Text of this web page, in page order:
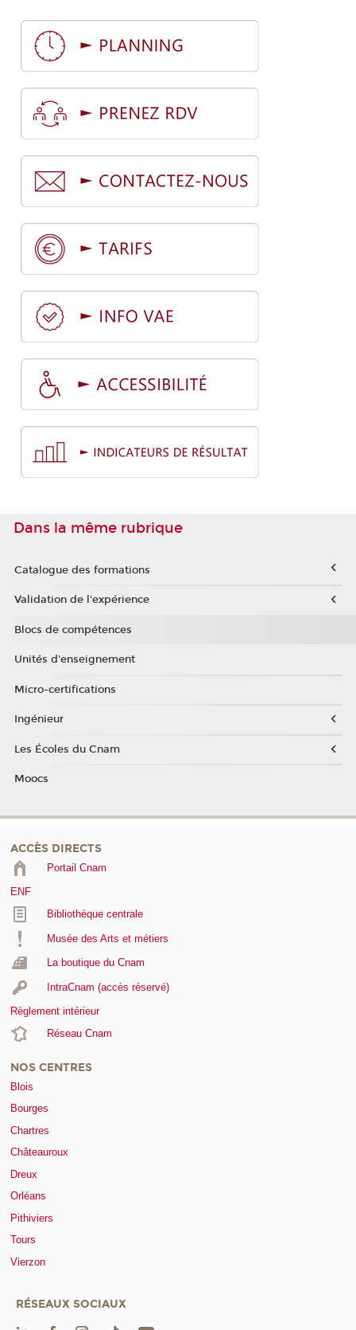
Dans la même rubrique
Catalogue des formations
Validation de l'expérience
Blocs de compétences
Unités d'enseignement
Micro-certifications
Ingénieur
Les Écoles du Cnam
Moocs
ACCÈS DIRECTS
Portail Cnam
ENF
Bibliothèque centrale
Musée des Arts et métiers
La boutique du Cnam
IntraCnam (accès réservé)
Règlement intérieur
Réseau Cnam
NOS CENTRES
Blois
Bourges
Chartres
Châteauroux
Dreux
Orléans
Pithiviers
Tours
Vierzon
RÉSEAUX SOCIAUX